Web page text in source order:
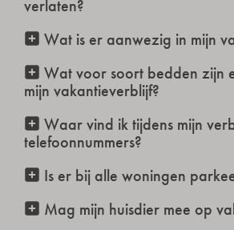
verlaten?
Wat is er aanwezig in mijn
Wat voor soort bedden zijn
mijn vakantieverblijf?
Waar vind ik tijdens mijn
telefoonnummers?
Is er bij alle woningen
Mag mijn huisdier mee op